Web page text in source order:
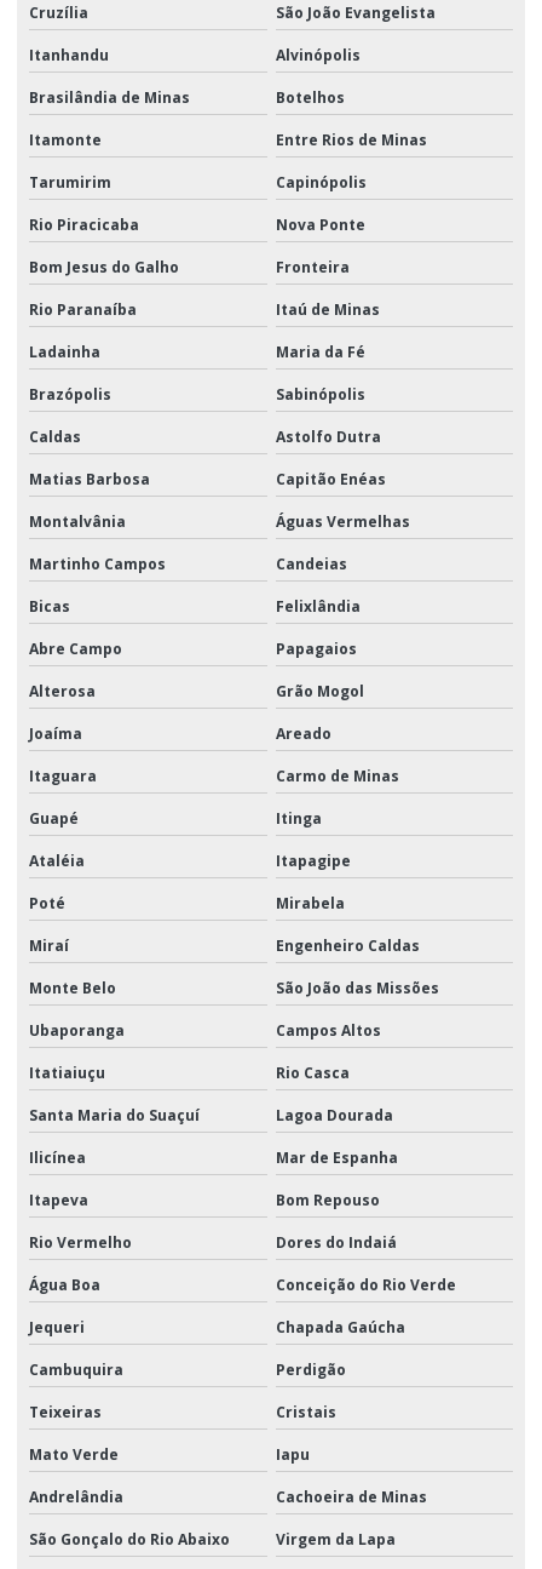
Cruzília São João Evangelista
Itanhandu Alvinópolis
Brasilândia de Minas Botelhos
Itamonte Entre Rios de Minas
Tarumirim Capinópolis
Rio Piracicaba Nova Ponte
Bom Jesus do Galho Fronteira
Rio Paranaíba Itaú de Minas
Ladainha Maria da Fé
Brazópolis Sabinópolis
Caldas Astolfo Dutra
Matias Barbosa Capitão Enéas
Montalvânia Águas Vermelhas
Martinho Campos Candeias
Bicas Felixlândia
Abre Campo Papagaios
Alterosa Grão Mogol
Joaíma Areado
Itaguara Carmo de Minas
Guapé Itinga
Ataléia Itapagipe
Poté Mirabela
Miraí Engenheiro Caldas
Monte Belo São João das Missões
Ubaporanga Campos Altos
Itatiaiuçu Rio Casca
Santa Maria do Suaçuí Lagoa Dourada
Ilicínea Mar de Espanha
Itapeva Bom Repouso
Rio Vermelho Dores do Indaiá
Água Boa Conceição do Rio Verde
Jequeri Chapada Gaúcha
Cambuquira Perdigão
Teixeiras Cristais
Mato Verde Iapu
Andrelândia Cachoeira de Minas
São Gonçalo do Rio Abaixo Virgem da Lapa